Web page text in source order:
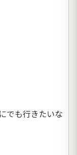
でも行きたいな